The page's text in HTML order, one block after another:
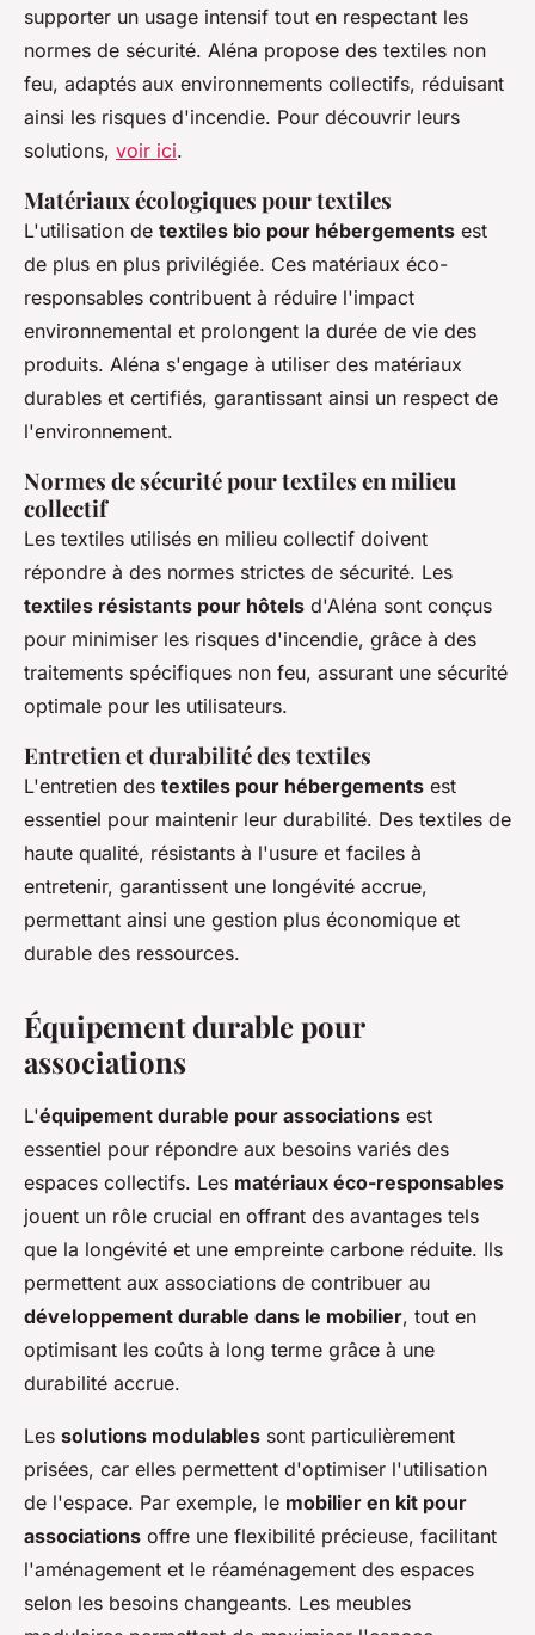
supporter un usage intensif tout en respectant les
normes de sécurité. Aléna propose des textiles non
feu, adaptés aux environnements collectifs, réduisant
ainsi les risques d'incendie. Pour découvrir leurs
solutions, voir ici.
Matériaux écologiques pour textiles
L'utilisation de textiles bio pour hébergements est
de plus en plus privilégiée. Ces matériaux éco-
responsables contribuent à réduire l'impact
environnemental et prolongent la durée de vie des
produits. Aléna s'engage à utiliser des matériaux
durables et certifiés, garantissant ainsi un respect de
l'environnement.
Normes de sécurité pour textiles en milieu
collectif
Les textiles utilisés en milieu collectif doivent
répondre à des normes strictes de sécurité. Les
textiles résistants pour hôtels d'Aléna sont conçus
pour minimiser les risques d'incendie, grâce à des
traitements spécifiques non feu, assurant une sécurité
optimale pour les utilisateurs.
Entretien et durabilité des textiles
L'entretien des textiles pour hébergements est
essentiel pour maintenir leur durabilité. Des textiles de
haute qualité, résistants à l'usure et faciles à
entretenir, garantissent une longévité accrue,
permettant ainsi une gestion plus économique et
durable des ressources.
Équipement durable pour
associations
L'équipement durable pour associations est
essentiel pour répondre aux besoins variés des
espaces collectifs. Les matériaux éco-responsables
jouent un rôle crucial en offrant des avantages tels
que la longévité et une empreinte carbone réduite. Ils
permettent aux associations de contribuer au
développement durable dans le mobilier, tout en
optimisant les coûts à long terme grâce à une
durabilité accrue.
Les solutions modulables sont particulièrement
prisées, car elles permettent d'optimiser l'utilisation
de l'espace. Par exemple, le mobilier en kit pour
associations offre une flexibilité précieuse, facilitant
l'aménagement et le réaménagement des espaces
selon les besoins changeants. Les meubles